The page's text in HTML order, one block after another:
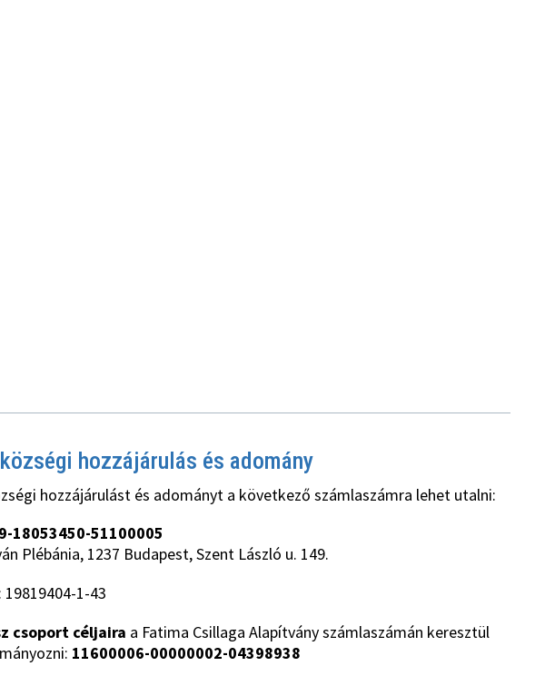
hozzájárulás és adomány
hozzájárulást és adományt a következő számlaszámra lehet utalni:
18053450-51100005
Plébánia, 1237 Budapest, Szent László u. 149.
1-43
csoport céljaira a Fatima Csillaga Alapítvány számlaszámán keresztül
11600006-00000002-04398938